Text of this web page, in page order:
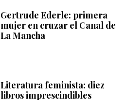
Gertrude Ederle: primera
mujer en cruzar el Canal de
La Mancha
Literatura feminista: diez
libros imprescindibles